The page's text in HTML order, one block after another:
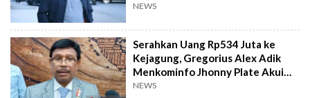
NEWS
Serahkan Uang Rp534 Juta ke
Kejagung, Gregorius Alex Adik
Menkominfo Jhonny Plate Akui
Nikmati Fasilitas Proyek BTS
NEWS